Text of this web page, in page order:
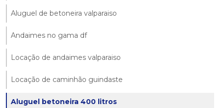
Aluguel de betoneira valparaiso
Andaimes no gama df
Locação de andaimes valparaiso
Locação de caminhão guindaste
Aluguel betoneira 400 litros